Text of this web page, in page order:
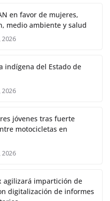
en favor de mujeres,
medio ambiente y salud
2026
indígena del Estado de
2026
jóvenes tras fuerte
motocicletas en
2026
agilizará impartición de
digitalización de informes